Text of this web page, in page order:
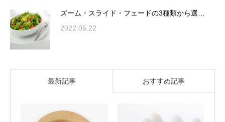
ズーム・スライド・フェードの3種類から選…
2022.05.22
最新記事 おすすめ記事